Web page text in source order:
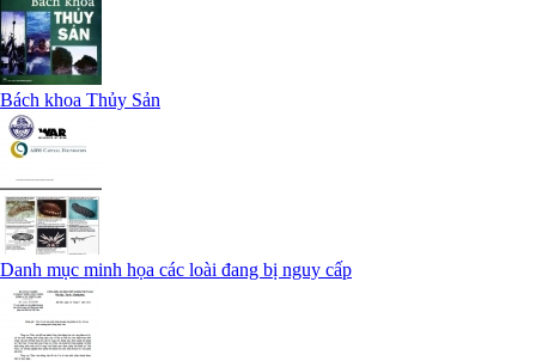
Bách khoa Thủy Sản
Danh mục minh họa các loài đang bị nguy cấp